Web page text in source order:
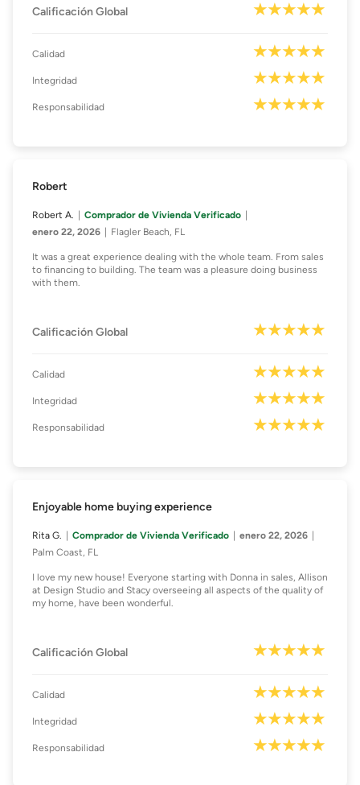
Calificación Global
Calidad
Integridad
Responsabilidad
Robert
Robert A.
Comprador de Vivienda Verificado
enero 22, 2026
Flagler Beach, FL
It was a great experience dealing with the whole team. From sales
to financing to building. The team was a pleasure doing business
with them.
Calificación Global
Calidad
Integridad
Responsabilidad
Enjoyable home buying experience
Rita G. Comprador de Vivienda Verificado
enero 22, 2026
Palm Coast, FL
I love my new house! Everyone starting with Donna in sales, Allison
at Design Studio and Stacy overseeing all aspects of the quality of
my home, have been wonderful.
Calificación Global
Calidad
Integridad
Responsabilidad